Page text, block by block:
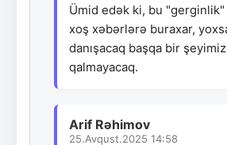
Ümid edək ki, bu
xoş xəbərlərə buraxar,
danışacaq başqa bir şeyimiz
qalmayacaq.
Arif Rəhimov
25.Avqust.2025 14:58